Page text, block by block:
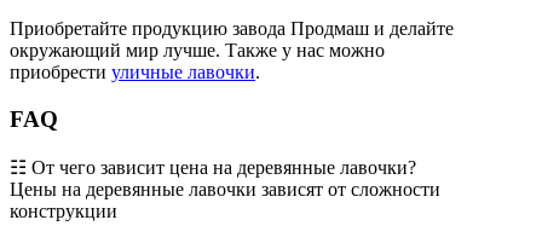
Приобретайте продукцию завода Продмаш и делайте
окружающий мир лучше. Также у нас можно
приобрести уличные лавочки.
FAQ
☷ От чего зависит цена на деревянные лавочки?
Цены на деревянные лавочки зависят от сложности
конструкции